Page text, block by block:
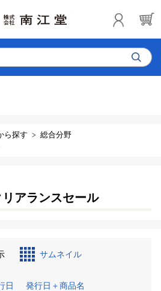
ら探す 総合分野
アランスセール
サムネイル
日 発行日＋商品名